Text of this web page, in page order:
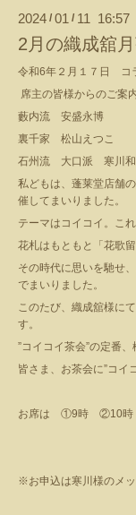
2024 / 01 / 11 16:57
2月の織成舘
令和6年２月１７日 コ
席主の皆様からのご案
藪内流 安盛永博
裏千家 松山えつこ
石州流 大口派 寒川
私どもは、蓬莱堂店舗
催してまいりました。
テーマはコイコイ。こ
花札はもともと「花歌
その時代に思いを馳せ
でまいりました。
このたび、織成舘様に
す。
”コイコイ茶会”の定番
皆さま、お茶会に”コイ
お席は ①9時 ②10時
※お申込は寒川様のメッ